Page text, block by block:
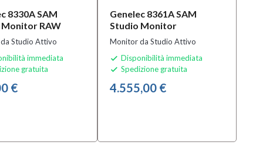
8330A SAM
RAW
Studio Attivo
immediata
gratuita
€
Genelec 8361A SAM
Studio Monitor
Monitor da Studio Attivo
 Disponibilità immediata
 Spedizione gratuita
4.555,00 €